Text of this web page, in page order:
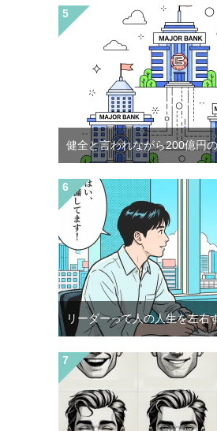
健全と言われながら200億円
リーダーって人の人生を左右